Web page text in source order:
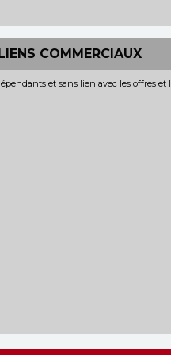
COMMERCIAUX
et sans lien avec les offres